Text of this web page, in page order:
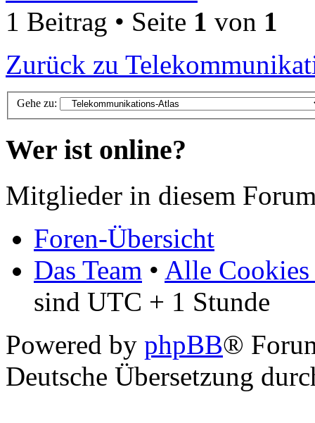
1 Beitrag • Seite 1 von 1
Zurück zu
Gehe zu:
Wer ist online?
Mitglieder in diesem
Foren-Übersicht
Das Team • Alle Cookies
sind UTC + 1 Stunde
Powered by phpBB®
Deutsche Übersetzung